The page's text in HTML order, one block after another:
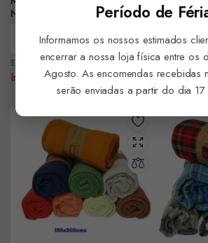
Naruto ref.007NRT
Encomendar
Em Stock
Iniciar sessão para ver preço
120X140
Em Stock
Iniciar
Período de
Informamos os nossos estimados
encerrar a nossa loja física entre os
Agosto. As encomendas recebidas
serão enviadas a partir do dia